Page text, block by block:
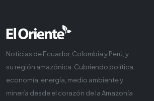
Noticias de Ecuador, Colombia y Perú, y
su región amazónica. Cubriendo política,
economía, energía, medio ambiente y
minería desde el corazón de la Amazonía